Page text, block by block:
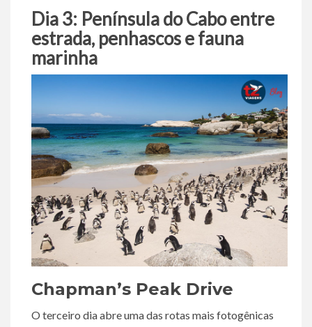
Dia 3: Península do Cabo entre
estrada, penhascos e fauna
marinha
Chapman’s Peak Drive
O terceiro dia abre uma das rotas mais fotogênicas